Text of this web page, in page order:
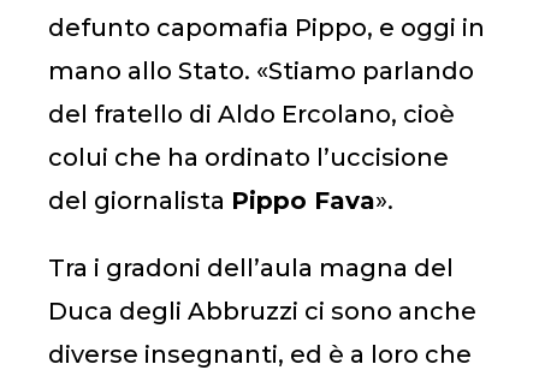
defunto capomafia Pippo, e oggi in
mano allo Stato. «Stiamo parlando
del fratello di Aldo Ercolano, cioè
colui che ha ordinato l’uccisione
del giornalista Pippo Fava».
Tra i gradoni dell’aula magna del
Duca degli Abbruzzi ci sono anche
diverse insegnanti, ed è a loro che